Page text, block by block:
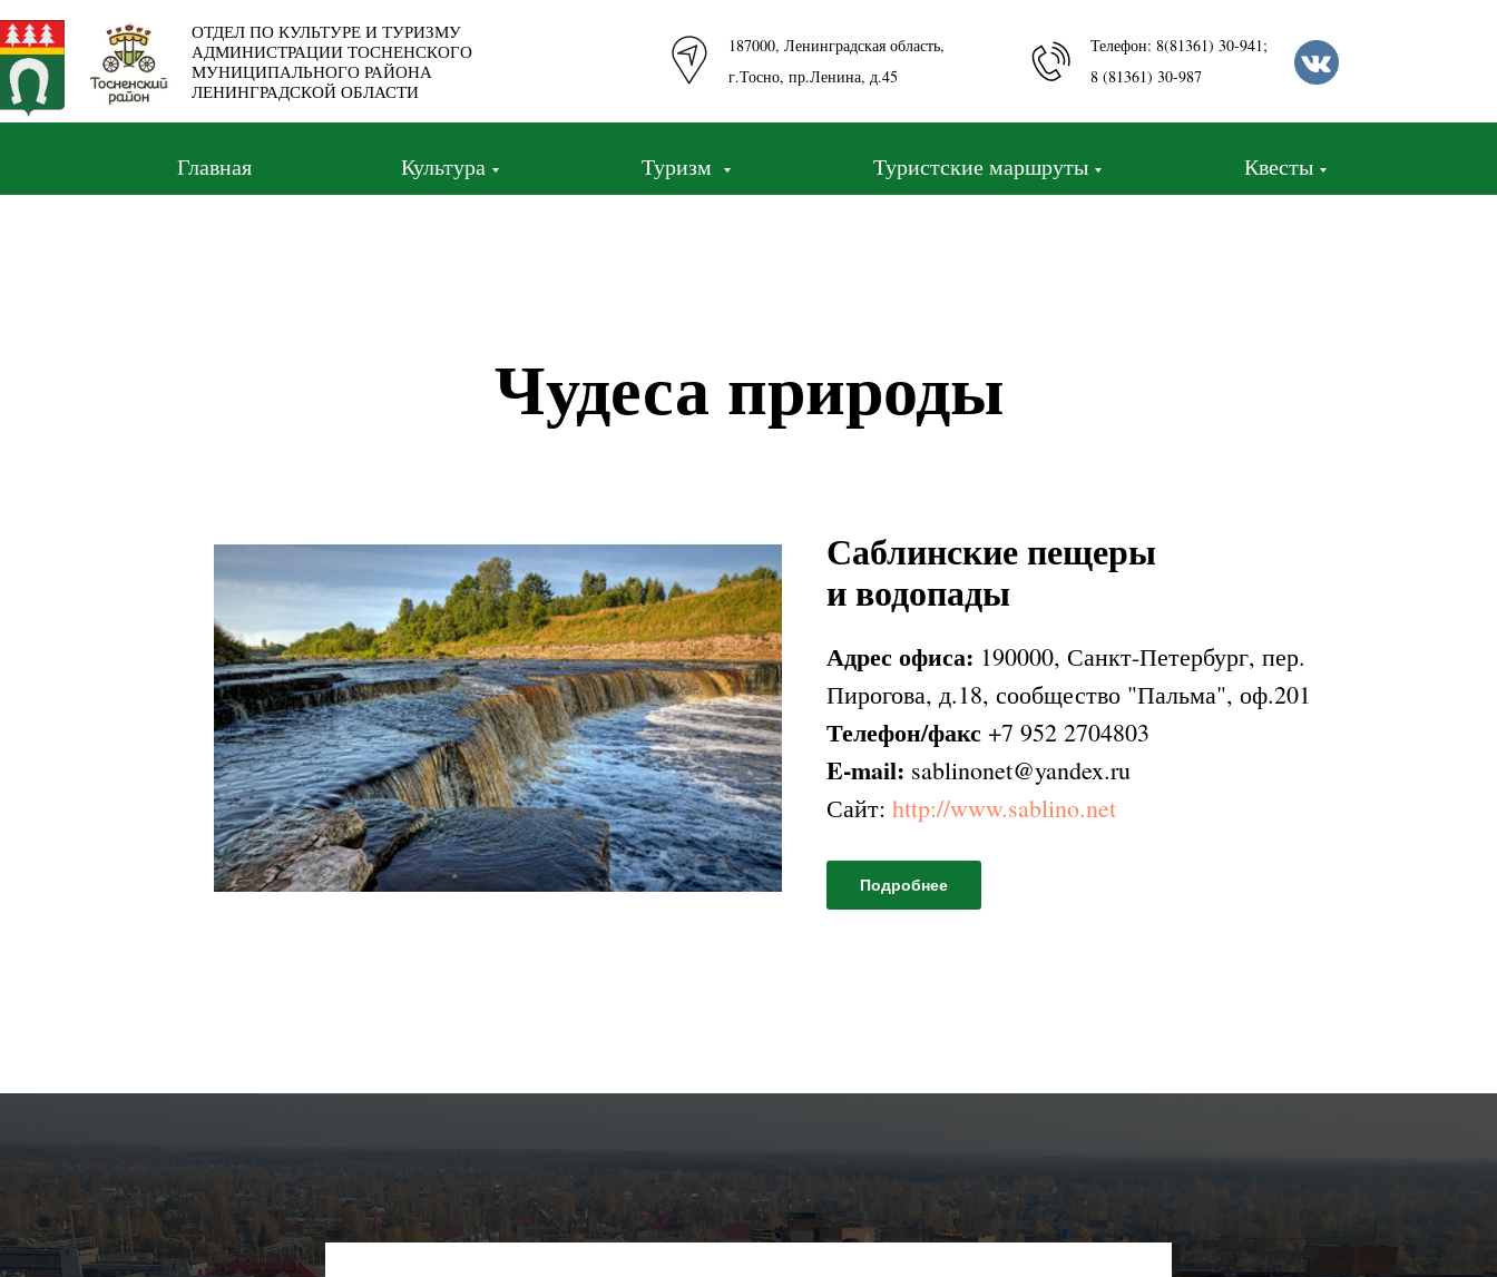
Телефон: 8(81361) 30-941;
8 (81361) 30-987
ОТДЕЛ ПО КУЛЬТУРЕ И ТУРИЗМУ
АДМИНИСТРАЦИИ ТОСНЕНСКОГО
МУНИЦИПАЛЬНОГО РАЙОНА
ЛЕНИНГРАДСКОЙ ОБЛАСТИ
187000, Ленинградская область,
г.Тосно, пр.Ленина, д.45
Главная Культура Туризм Туристские маршруты Квесты
Чудеса природы
Саблинские пещеры
и водопады
Адрес офиса: 190000, Санкт-Петербург, пер.
Пирогова, д.18, сообщество "Пальма", оф.201
Телефон/факс +7 952 2704803
E-mail: sablinonet@yandex.ru
Сайт: http://www.sablino.net
Подробнее